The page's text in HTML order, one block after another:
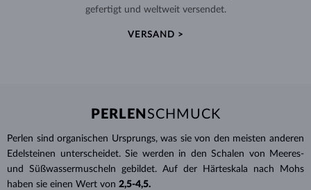
gefertigt und weltweit versendet.
VERSAND >
PERLEN SCHMUCK
Perlen sind organischen Ursprungs, was sie von den meisten anderen
Edelsteinen unterscheidet. Sie werden in den Schalen von Meeres-
und Süßwassermuscheln gebildet. Auf der Härteskala nach Mohs
haben sie einen Wert von 2,5-4,5.